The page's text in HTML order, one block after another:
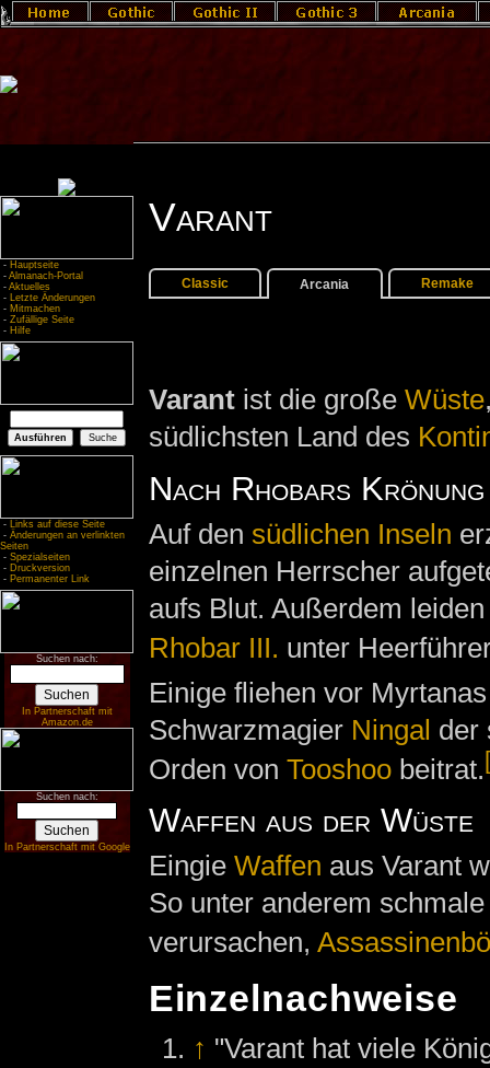
- Hauptseite
- Almanach-Portal
- Aktuelles
- Letzte Änderungen
- Mitmachen
- Zufällige Seite
- Hilfe
- Links auf diese Seite
- Änderungen an verlinkten
Seiten
- Spezialseiten
- Druckversion
- Permanenter Link
Suchen nach:
In Partnerschaft mit
Amazon.de
Suchen nach:
In Partnerschaft mit Google
Varant
Classic Arcania Remake
Varantist die große Wüste
südlichsten Land des
Nach Rhobars Krönung
Auf den südlichen Inseln
einzelnen Herrscher
aufs Blut. Außerdem
Rhobar III. unter
Einige fliehen vor
Schwarzmagier Ningal der
Orden von Tooshoobeitrat.
Waffen aus der Wüste
Eingie Waffen aus Varant
So unter anderem
verursachen,
Einzelnachweise
↑ "Varant hat viele